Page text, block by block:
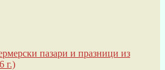
пазари и празници из
г.)